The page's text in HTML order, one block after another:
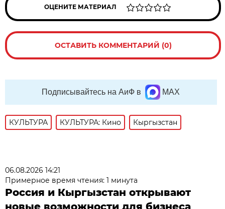
ОЦЕНИТЕ МАТЕРИАЛ
ОСТАВИТЬ КОММЕНТАРИЙ (0)
Подписывайтесь на АиФ в MAX
КУЛЬТУРА КУЛЬТУРА: Кино Кыргызстан
06.08.2026 14:21
Примерное время чтения: 1 минута
Россия и Кыргызстан открывают
новые возможности для бизнеса